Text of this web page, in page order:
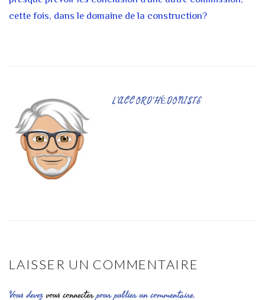
cette fois, dans le domaine de la construction?
L'ACCORD'HÉDONISTE
LAISSER UN COMMENTAIRE
Vous devezvous connecterpour publier un commentaire.